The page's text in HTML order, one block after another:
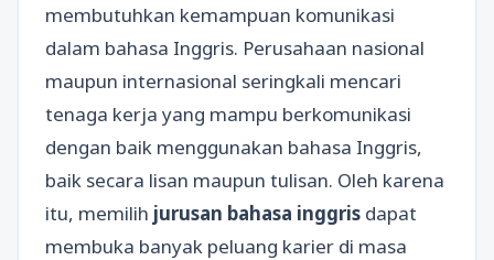
membutuhkan kemampuan komunikasi
dalam bahasa Inggris. Perusahaan nasional
maupun internasional seringkali mencari
tenaga kerja yang mampu berkomunikasi
dengan baik menggunakan bahasa Inggris,
baik secara lisan maupun tulisan. Oleh karena
itu, memilih jurusan bahasa inggris dapat
membuka banyak peluang karier di masa